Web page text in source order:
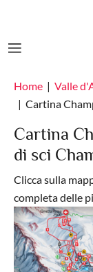
Home Valle
Cartina
Cartina
di sci
Clicca sulla
completa delle